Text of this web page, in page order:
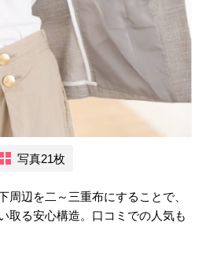
写真21枚
辺を二～三重布にすることで、
取る安心構造。口コミでの人気も